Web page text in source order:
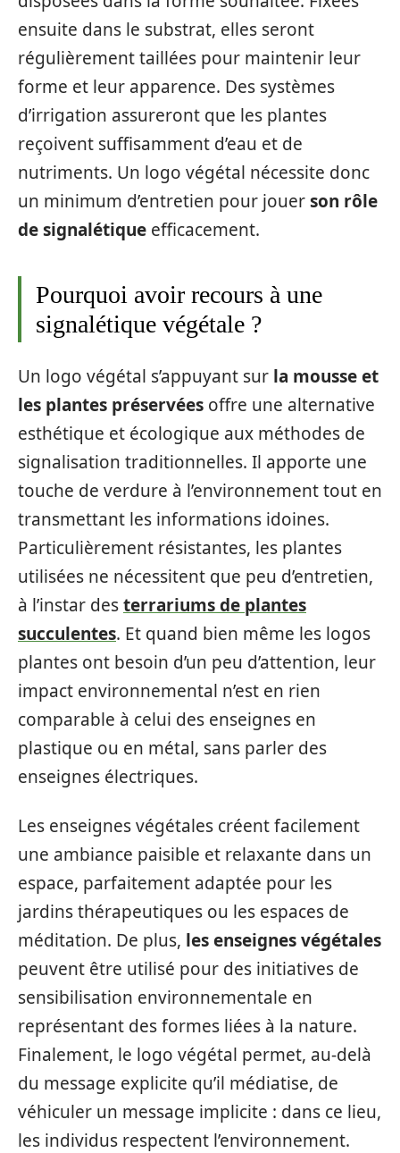
ensuite dans le substrat, elles seront
régulièrement taillées pour maintenir leur
forme et leur apparence. Des systèmes
d’irrigation assureront que les plantes
reçoivent suffisamment d’eau et de
nutriments. Un logo végétal nécessite donc
un minimum d’entretien pour jouerson rôle
de signalétique efficacement.
Pourquoi avoir recours à une
signalétique végétale ?
Un logo végétal s’appuyant sur la mousse et
les plantes préservées offre une alternative
esthétique et écologique aux méthodes de
signalisation traditionnelles. Il apporte une
touche de verdure à l’environnement tout en
transmettant les informations idoines.
Particulièrement résistantes, les plantes
utilisées ne nécessitent que peu d’entretien,
à l’instar desterrariums de plantes
succulentes. Et quand bien même les logos
plantes ont besoin d’un peu d’attention, leur
impact environnemental n’est en rien
comparable à celui des enseignes en
plastique ou en métal, sans parler des
enseignes électriques.
Les enseignes végétales créent facilement
une ambiance paisible et relaxante dans un
espace, parfaitement adaptée pour les
jardins thérapeutiques ou les espaces de
méditation. De plus, les enseignes végétales
peuvent être utilisé pour des initiatives de
sensibilisation environnementale en
représentant des formes liées à la nature.
Finalement, le logo végétal permet, au-delà
du message explicite qu’il médiatise, de
véhiculer un message implicite : dans ce lieu,
les individus respectent l’environnement.